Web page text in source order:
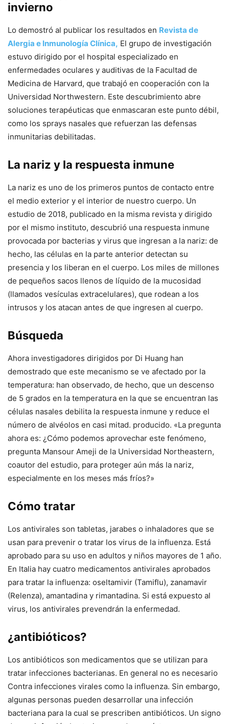
invierno
Lo demostró al publicar los resultados en Revista de
Alergia e Inmunología Clínica, El grupo de investigación
estuvo dirigido por el hospital especializado en
enfermedades oculares y auditivas de la Facultad de
Medicina de Harvard, que trabajó en cooperación con la
Universidad Northwestern. Este descubrimiento abre
soluciones terapéuticas que enmascaran este punto débil,
como los sprays nasales que refuerzan las defensas
inmunitarias debilitadas.
La nariz y la respuesta inmune
La nariz es uno de los primeros puntos de contacto entre
el medio exterior y el interior de nuestro cuerpo. Un
estudio de 2018, publicado en la misma revista y dirigido
por el mismo instituto, descubrió una respuesta inmune
provocada por bacterias y virus que ingresan a la nariz: de
hecho, las células en la parte anterior detectan su
presencia y los liberan en el cuerpo. Los miles de millones
de pequeños sacos llenos de líquido de la mucosidad
(llamados vesículas extracelulares), que rodean a los
intrusos y los atacan antes de que ingresen al cuerpo.
Búsqueda
Ahora investigadores dirigidos por Di Huang han
demostrado que este mecanismo se ve afectado por la
temperatura: han observado, de hecho, que un descenso
de 5 grados en la temperatura en la que se encuentran las
células nasales debilita la respuesta inmune y reduce el
número de alvéolos en casi mitad. producido. «La pregunta
ahora es: ¿Cómo podemos aprovechar este fenómeno,
pregunta Mansour Ameji de la Universidad Northeastern,
coautor del estudio, para proteger aún más la nariz,
especialmente en los meses más fríos?»
Cómo tratar
Los antivirales son tabletas, jarabes o inhaladores que se
usan para prevenir o tratar los virus de la influenza. Está
aprobado para su uso en adultos y niños mayores de 1 año.
En Italia hay cuatro medicamentos antivirales aprobados
para tratar la influenza: oseltamivir (Tamiflu), zanamavir
(Relenza), amantadina y rimantadina. Si está expuesto al
virus, los antivirales prevendrán la enfermedad.
¿antibióticos?
Los antibióticos son medicamentos que se utilizan para
tratar infecciones bacterianas. En general no es necesario
Contra infecciones virales como la influenza. Sin embargo,
algunas personas pueden desarrollar una infección
bacteriana para la cual se prescriben antibióticos. Un signo